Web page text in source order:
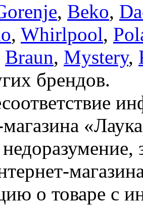
, Beko,
, Whirlpool,
Braun, Mystery,
брендов.
магазина
о товаре с